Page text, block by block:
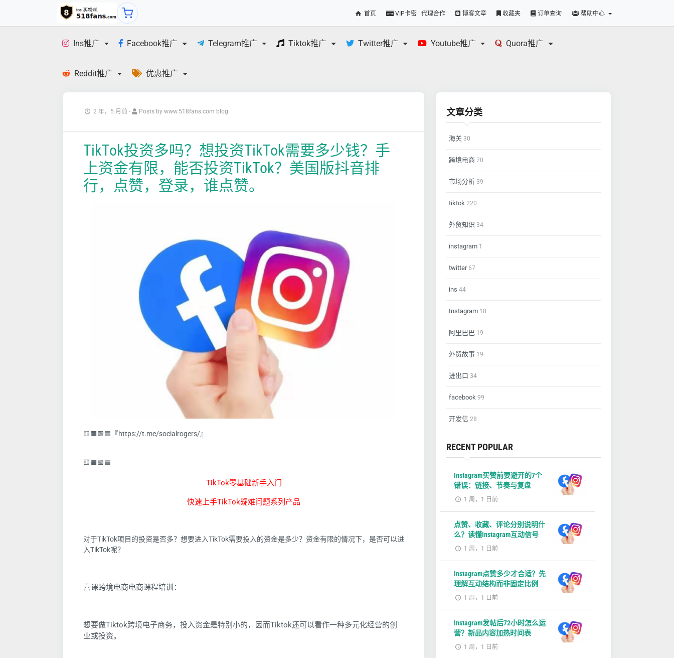
首页 VIP卡密 | 代理合作 博客文章 收藏夹 订单查询 帮助中心
Ins推广 Facebook推广 Telegram推广 Tiktok推广 Twitter推广 Youtube推广 Quora推广
Reddit推广 优惠推广
2 年，5 月前 - Posts by www.518fans.com blog
TikTok投资多吗？想投资TikTok需要多少钱？手
上资金有限，能否投资TikTok？美国版抖音排
行，点赞，登录，谁点赞。
🟨🟧🟩🟦『https://t.me/socialrogers/』
🟨🟧🟩🟦
TikTok零基础新手入门
快速上手TikTok疑难问题系列产品
对于TikTok项目的投资是否多？想要进入TikTok需要投入的资金是多少？资金有限的情况下，是否可以进
入TikTok呢？
喜课跨境电商电商课程培训：
想要做Tiktok跨境电子商务，投入资金是特别小的，因而Tiktok还可以看作一种多元化经营的创
业或投资。
文章分类
海关 30
跨境电商 70
市场分析 39
tiktok 220
外贸知识 34
instagram 1
twitter67
ins 44
Instagram 18
阿里巴巴 19
外贸故事 19
进出口 34
facebook 99
开发信 28
RECENT POPULAR
Instagram买赞前要避开的7个
错误：链接、节奏与复盘
1 周，1 日前
点赞、收藏、评论分别说明什
么？读懂Instagram互动信号
1 周，1 日前
Instagram点赞多少才合适？先
理解互动结构而非固定比例
1 周，1 日前
Instagram发帖后72小时怎么运
营？新品内容加热时间表
1 周，1 日前